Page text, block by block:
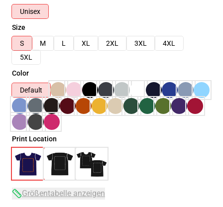
Unisex
Size
S
M L XL 2XL 3XL
4XL
5XL
Color
Default
Print Location
Größentabelle anzeigen